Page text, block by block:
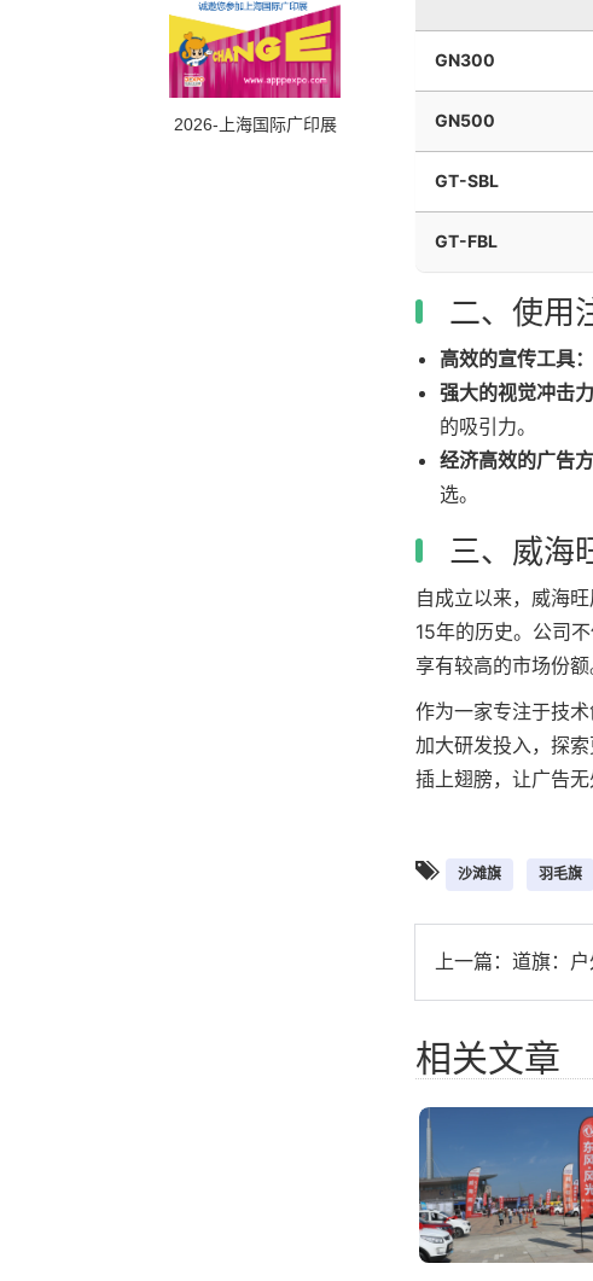
GN300
GN500
GT-SBL
GT-FBL
二、使用
高效的宣传工具：
强大的视觉冲击力
的吸引力。
经济高效的广告方
选。
三、威海
自成立以来，威海
15年的历史。公司
享有较高的市场份额
作为一家专注于技
加大研发投入，探
插上翅膀，让广告无
沙滩旗 羽毛旗
上一篇： 道旗：
相关文章
2026-上海国际广印展